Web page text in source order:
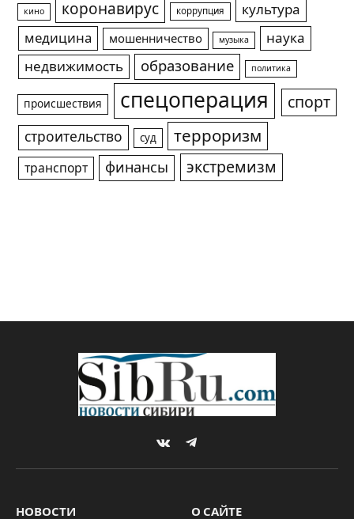
кино коронавирус коррупция
культура
медицина
мошенничество музыка
наука
недвижимость
образование политика
происшествия спецоперация спорт
строительство суд терроризм
транспорт финансы экстремизм
VKontakteTelegram
НОВОСТИ О САЙТЕ